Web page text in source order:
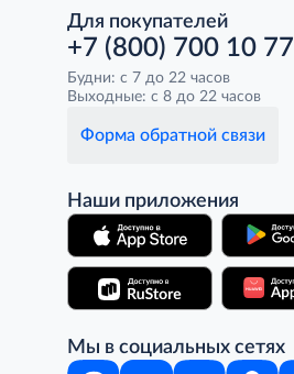
Для покупателей
+7 (800) 700 10 77
Будни: с 7 до 22 часов
Выходные: с 8 до 22 часов
Форма обратной связи
Наши приложения
Мы в социальных сетях